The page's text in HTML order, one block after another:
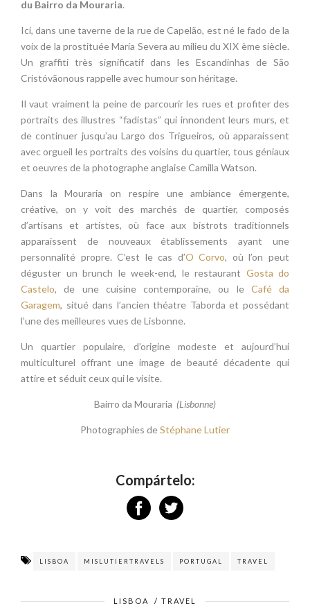
du Bairro da Mouraria.
Ici, dans une taverne de la rue de Capelão, est né le fado de la
voix de la prostituée María Severa au milieu du XIX ème siècle.
Un graffiti très significatif dans les Escandinhas de São
Cristóvãonous rappelle avec humour son héritage.
Il vaut vraiment la peine de parcourir les rues et profiter des
portraits des illustres “fadistas” qui innondent leurs murs, et
de continuer jusqu’au Largo dos Trigueiros, où apparaissent
avec orgueil les portraits des voisins du quartier, tous géniaux
et oeuvres de la photographe anglaise Camilla Watson.
Dans la Mouraria on respire une ambiance émergente,
créative, on y voit des marchés de quartier, composés
d’artisans et artistes, où face aux bistrots traditionnels
apparaissent de nouveaux établissements ayant une
personnalité propre. C’est le cas d’O Corvo, où l’on peut
déguster un brunch le week-end, le restaurant Gosta do
Castelo, de une cuisine contemporaine, ou le Café da
Garagem, situé dans l’ancien théatre Taborda et possédant
l’une des meilleures vues de Lisbonne.
Un quartier populaire, d’origine modeste et aujourd’hui
multiculturel offrant une image de beauté décadente qui
attire et séduit ceux qui le visite.
Bairro da Mouraria (Lisbonne)
Photographies deStéphane Lutier
Compártelo:
LISBOA MISLUTIERTRAVELS PORTUGAL TRAVEL
LISBOA / TRAVEL